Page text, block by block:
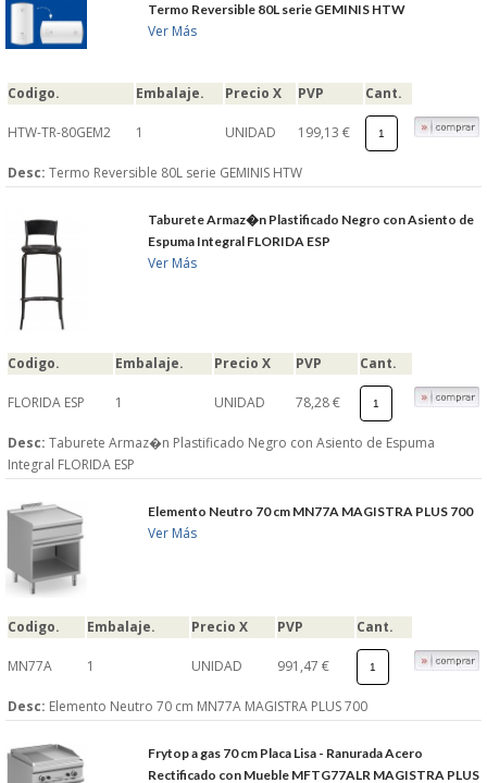
Termo Reversible 80L serie GEMINIS HTW
Ver Más
Codigo. Embalaje. Precio X PVP Cant.
HTW-TR-80GEM2 1 UNIDAD 199,13 €
Desc: Termo Reversible 80L serie GEMINIS HTW
Taburete Armaz�n Plastificado Negro con Asiento de
Espuma Integral FLORIDA ESP
Ver Más
Codigo. Embalaje. Precio X PVP Cant.
FLORIDA ESP 1 UNIDAD 78,28 €
Desc: Taburete Armaz�n Plastificado Negro con Asiento de Espuma
Integral FLORIDA ESP
Elemento Neutro 70 cm MN77A MAGISTRA PLUS 700
Ver Más
Codigo. Embalaje. Precio X PVP Cant.
MN77A 1 UNIDAD 991,47 €
Desc: Elemento Neutro 70 cm MN77A MAGISTRA PLUS 700
Frytop a gas 70 cm Placa Lisa - Ranurada Acero
Rectificado con Mueble MFTG77ALR MAGISTRA PLUS